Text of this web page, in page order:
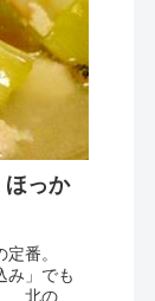
ほっか
番。
み」でも
北の味